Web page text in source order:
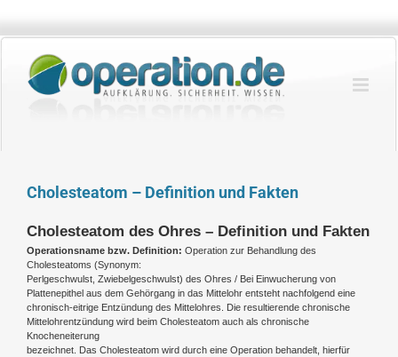
springen
Cholesteatom – Definition und Fakten
Cholesteatom des Ohres – Definition und Fakten
Operationsname bzw. Definition: Operation zur Behandlung des
Cholesteatoms (Synonym:
Perlgeschwulst, Zwiebelgeschwulst) des Ohres / Bei Einwucherung von
Plattenepithel aus dem Gehörgang in das Mittelohr entsteht nachfolgend eine
chronisch-eitrige Entzündung des Mittelohres. Die resultierende chronische
Mittelohrentzündung wird beim Cholesteatom auch als chronische
Knocheneiterung
bezeichnet. Das Cholesteatom wird durch eine Operation behandelt, hierfür